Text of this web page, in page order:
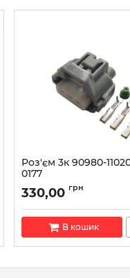
Роз'єм 3к 90980-
0177
Артикул: 90980-11020
330,00 грн
В кошик